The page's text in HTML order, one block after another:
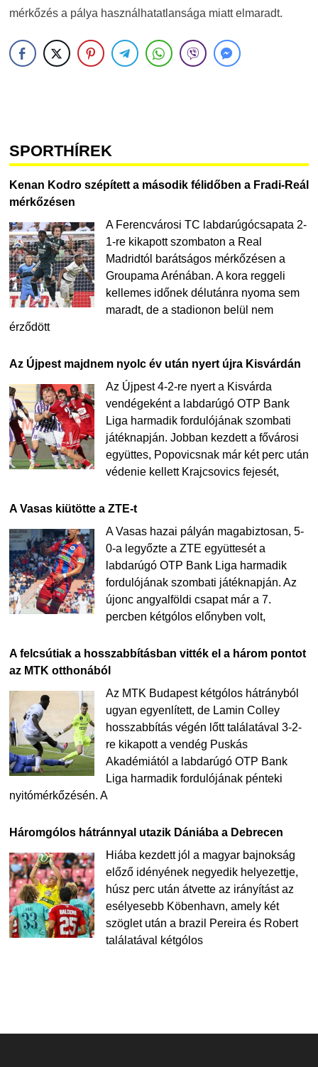
mérkőzés a pálya használhatatlansága miatt elmaradt.
SPORTHÍREK
Kenan Kodro szépített a második félidőben a Fradi-Reál
mérkőzésen
A Ferencvárosi TC labdarúgócsapata 2-
1-re kikapott szombaton a Real
Madridtól barátságos mérkőzésen a
Groupama Arénában. A kora reggeli
kellemes időnek délutánra nyoma sem
maradt, de a stadionon belül nem
érződött
Az Újpest majdnem nyolc év után nyert újra Kisvárdán
Az Újpest 4-2-re nyert a Kisvárda
vendégeként a labdarúgó OTP Bank
Liga harmadik fordulójának szombati
játéknapján. Jobban kezdett a fővárosi
együttes, Popovicsnak már két perc után
védenie kellett Krajcsovics fejesét,
A Vasas kiütötte a ZTE-t
A Vasas hazai pályán magabiztosan, 5-
0-a legyőzte a ZTE együttesét a
labdarúgó OTP Bank Liga harmadik
fordulójának szombati játéknapján. Az
újonc angyalföldi csapat már a 7.
percben kétgólos előnyben volt,
A felcsútiak a hosszabbításban vitték el a három pontot
az MTK otthonából
Az MTK Budapest kétgólos hátrányból
ugyan egyenlített, de Lamin Colley
hosszabbítás végén lőtt találatával 3-2-
re kikapott a vendég Puskás
Akadémiától a labdarúgó OTP Bank
Liga harmadik fordulójának pénteki
nyitómérkőzésén. A
Háromgólos hátránnyal utazik Dániába a Debrecen
Hiába kezdett jól a magyar bajnokság
előző idényének negyedik helyezettje,
húsz perc után átvette az irányítást az
esélyesebb Köbenhavn, amely két
szöglet után a brazil Pereira és Robert
találatával kétgólos